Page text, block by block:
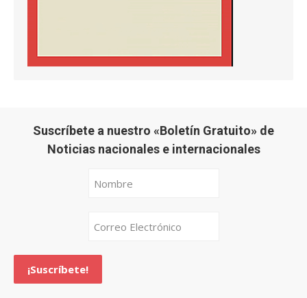
Suscríbete a nuestro «Boletín Gratuito» de
Noticias nacionales e internacionales